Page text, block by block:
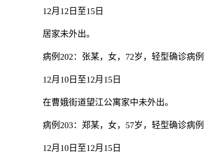
12月12日至15日
居家未外出。
病例202：张某，女，72岁，轻型确诊病例
12月10日至12月15日
在曹娥街道望江公寓家中未外出。
病例203：郑某，女，57岁，轻型确诊病例
12月10日至12月15日